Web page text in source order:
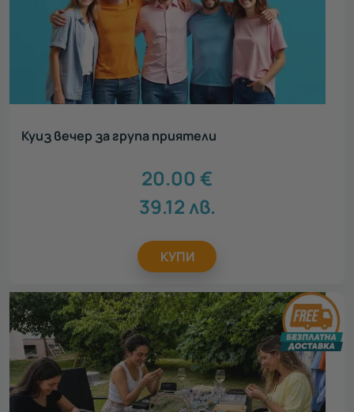
Куиз вечер за група приятели
20.00 €
39.12лв.
КУПИ